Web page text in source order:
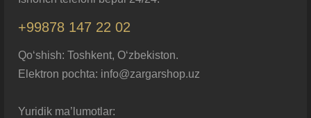
+99878 147 22 02
Qo‘shish: Toshkent, O‘zbekiston.
Elektron pochta: info@zargarshop.uz
Yuridik ma’lumotlar: